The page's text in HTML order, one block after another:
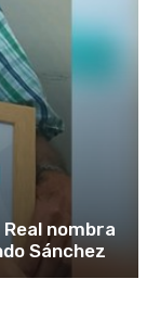
nombra
Sánchez